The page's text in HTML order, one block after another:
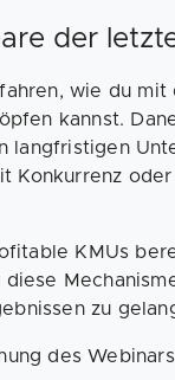
der
wie du
kannst.
langfristigen
Konkurrenz
KMUs
zu
des